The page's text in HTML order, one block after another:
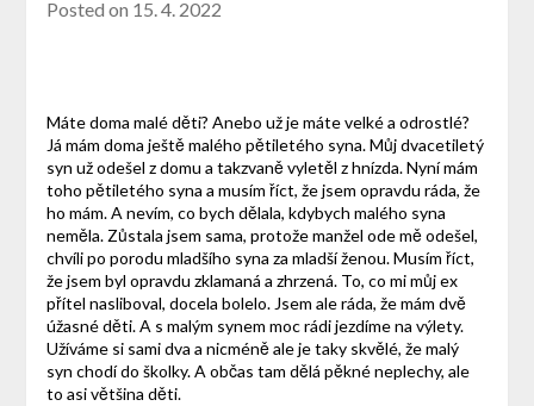
Posted on 15. 4. 2022
Máte doma malé děti? Anebo už je máte velké a odrostlé?
Já mám doma ještě malého pětiletého syna. Můj dvacetiletý
syn už odešel z domu a takzvaně vyletěl z hnízda. Nyní mám
toho pětiletého syna a musím říct, že jsem opravdu ráda, že
ho mám. A nevím, co bych dělala, kdybych malého syna
neměla. Zůstala jsem sama, protože manžel ode mě odešel,
chvíli po porodu mladšího syna za mladší ženou. Musím říct,
že jsem byl opravdu zklamaná a zhrzená. To, co mi můj ex
přítel nasliboval, docela bolelo. Jsem ale ráda, že mám dvě
úžasné děti. A s malým synem moc rádi jezdíme na výlety.
Užíváme si sami dva a nicméně ale je taky skvělé, že malý
syn chodí do školky. A občas tam dělá pěkné neplechy, ale
to asi většina děti.